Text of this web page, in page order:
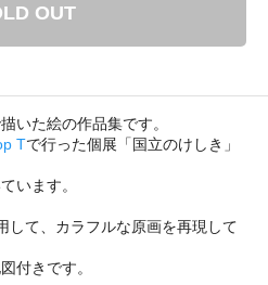
OUT
いた絵の作品集です。
Tで行った個展「国立のけしき」
います。
して、カラフルな原画を再現して
付きです。